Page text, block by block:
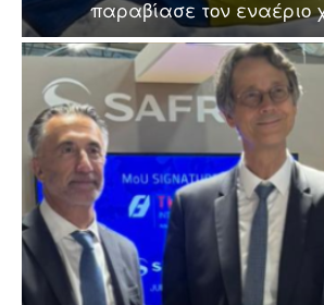
παραβίασε τον εναέριο